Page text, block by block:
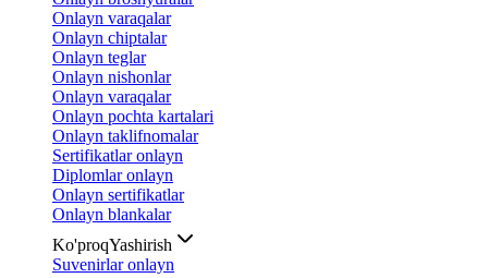
Onlayn varaqalar
Onlayn chiptalar
Onlayn teglar
Onlayn nishonlar
Onlayn varaqalar
Onlayn pochta kartalari
Onlayn taklifnomalar
Sertifikatlar onlayn
Diplomlar onlayn
Onlayn sertifikatlar
Onlayn blankalar
Ko'proqYashirish
Suvenirlar onlayn